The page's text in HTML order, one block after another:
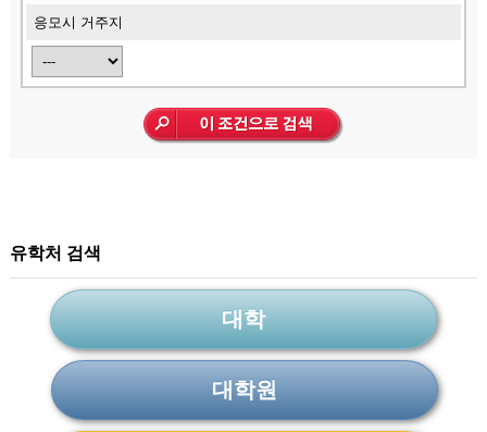
응모시 거주지
유학처 검색
대학
대학원